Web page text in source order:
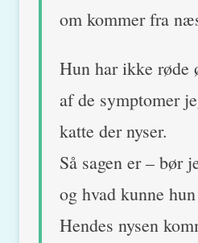
om kommer fra
Hun har ikke røde
af de symptomer
katte der nyser.
Så sagen er – bør
og hvad kunne
Hendes nysen